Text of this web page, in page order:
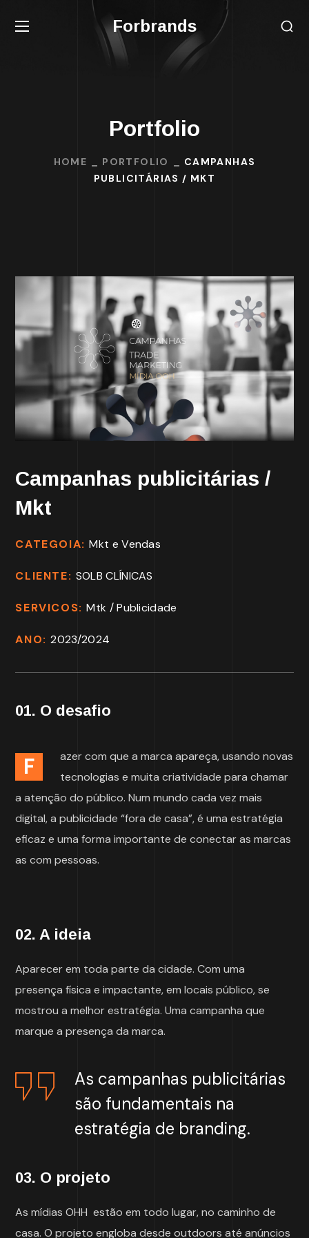
Forbrands
Portfolio
HOME PORTFOLIO
CAMPANHAS
PUBLICITÁRIAS / MKT
Campanhas publicitárias /
Mkt
CATEGOIA:Mkt e Vendas
CLIENTE: SOLB CLÍNICAS
SERVICOS:Mtk / Publicidade
ANO:2023/2024
01. O desafio
F
azer com que a marca apareça, usando novas
tecnologias e muita criatividade para chamar
a atenção do público. Num mundo cada vez mais
digital, a publicidade “fora de casa”, é uma estratégia
eficaz e uma forma importante de conectar as marcas
as com pessoas.
02. A ideia
Aparecer em toda parte da cidade. Com uma
presença física e impactante, em locais público, se
mostrou a melhor estratégia. Uma campanha que
marque a presença da marca.
As campanhas publicitárias
são fundamentais na
estratégia de branding.
03. O projeto
As mídias OHH estão em todo lugar, no caminho de
casa. O projeto engloba desde outdoors até anúncios